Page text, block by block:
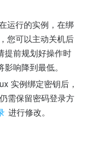
运行的实例，在绑
您可以主动关机后
提前规划好操作时
响降到最低。
实例绑定密钥后，
需保留密码登录方
进行修改。